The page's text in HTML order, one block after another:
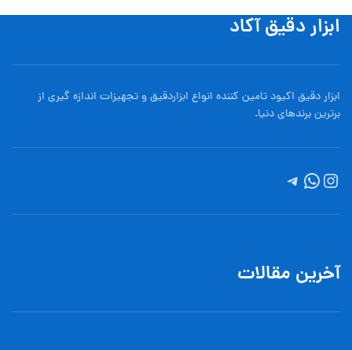
ابزار دقیق آکاد
ابزار دقیق اکیود تامین کننده انواع ابزاردقيق و تجهيزات اندازه گیری از
برترین برندهای دنیا.
آخرین مقالات